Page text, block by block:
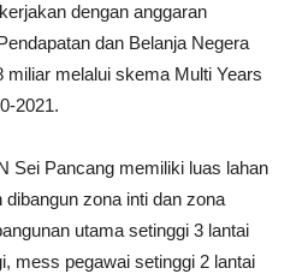
dengan anggaran
dan Belanja Negera
melalui skema Multi Years
2021.
Sei Pancang memiliki luas lahan
zona inti dan zona
utama setinggi 3 lantai
mess pegawai setinggi 2 lantai